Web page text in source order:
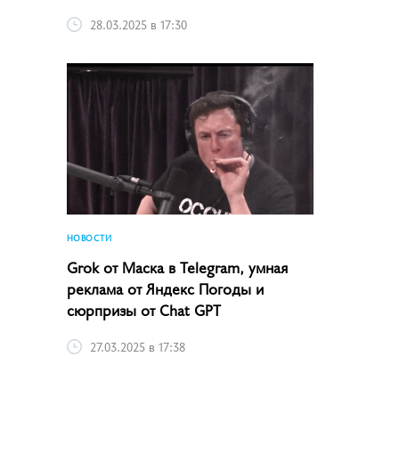
28.03.2025 в 17:30
НОВОСТИ
Grok от Маска в Telegram, умная
реклама от Яндекс Погоды и
сюрпризы от Chat GPT
27.03.2025 в 17:38